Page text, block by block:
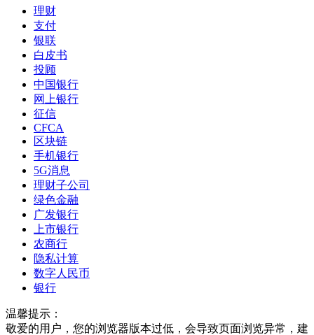
理财
支付
银联
白皮书
投顾
中国银行
网上银行
征信
CFCA
区块链
手机银行
5G消息
理财子公司
绿色金融
广发银行
上市银行
农商行
隐私计算
数字人民币
银行
温馨提示：
敬爱的用户，您的浏览器版本过低，会导致页面浏览异常，建